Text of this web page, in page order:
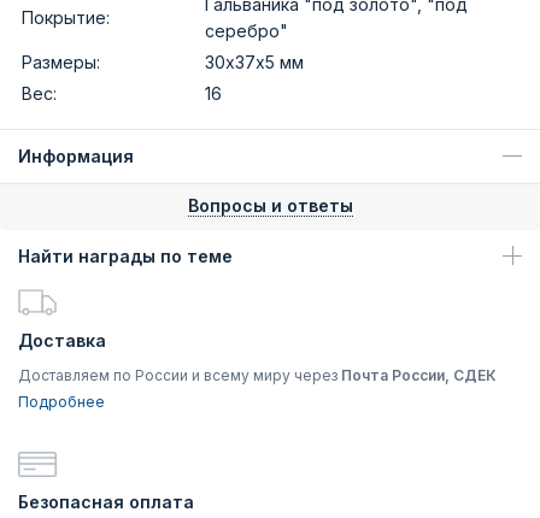
Покрытие:
серебро"
Размеры:
30х37х5 мм
Вес:
16
Информация
Вопросы и ответы
Найти награды по теме
Доставка
Доставляем по России и всему миру через Почта России, СДЕК
Подробнее
Безопасная оплата